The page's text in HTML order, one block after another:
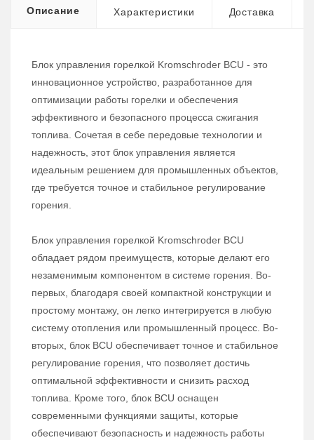
Описание Характеристики Доставка
Блок управления горелкой Kromschroder BCU - это
инновационное устройство, разработанное для
оптимизации работы горелки и обеспечения
эффективного и безопасного процесса сжигания
топлива. Сочетая в себе передовые технологии и
надежность, этот блок управления является
идеальным решением для промышленных объектов,
где требуется точное и стабильное регулирование
горения.
Блок управления горелкой Kromschroder BCU
обладает рядом преимуществ, которые делают его
незаменимым компонентом в системе горения. Во-
первых, благодаря своей компактной конструкции и
простому монтажу, он легко интегрируется в любую
систему отопления или промышленный процесс. Во-
вторых, блок BCU обеспечивает точное и стабильное
регулирование горения, что позволяет достичь
оптимальной эффективности и снизить расход
топлива. Кроме того, блок BCU оснащен
современными функциями защиты, которые
обеспечивают безопасность и надежность работы